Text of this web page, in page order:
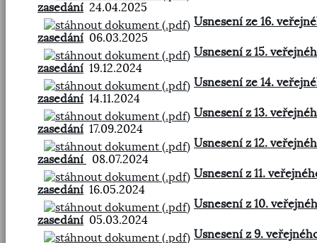
zasedání 24.04.2025
Usnesení ze 16.
zasedání 06.03.2025
Usnesení z 15.
zasedání 19.12.2024
Usnesení ze 14.
zasedání 14.11.2024
Usnesení z 13.
zasedání 17.09.2024
Usnesení z 12.
zasedání
08.07.2024
Usnesení z 11.
zasedání 16.05.2024
Usnesení z 10.
zasedání 05.03.2024
Usnesení z 9.